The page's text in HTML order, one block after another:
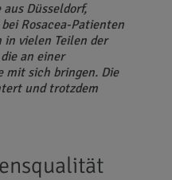
Düsseldorf,
Rosacea-Patienten
in vielen Teilen der
an einer
mit sich bringen. Die
und trotzdem